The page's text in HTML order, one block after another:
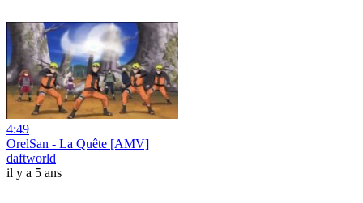
4:49
OrelSan - La Quête [AMV]
daftworld
il y a 5 ans